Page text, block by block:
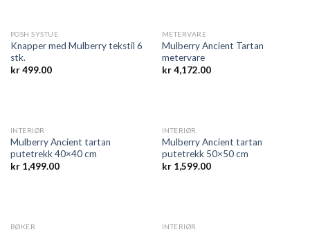
POSH SYSTUE
Knapper med Mulberry tekstil 6
stk.
kr499.00
METERVARE
Mulberry Ancient Tartan
metervare
kr4,172.00
INTERIØR
Mulberry Ancient tartan
putetrekk 40×40 cm
kr1,499.00
INTERIØR
Mulberry Ancient tartan
putetrekk 50×50 cm
kr1,599.00
BØKER INTERIØR